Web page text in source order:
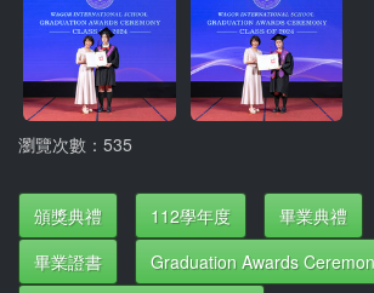
瀏覽次數：535
頒獎典禮 112學年度 畢業典禮
畢業證書
Graduation Awards